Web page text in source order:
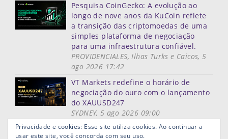
Pesquisa CoinGecko: A evolução ao
longo de nove anos da KuCoin reflete
a transição das criptomoedas de uma
simples plataforma de negociação
para uma infraestrutura confiável.
PROVIDENCIALES, Ilhas Turks e Caicos, 5
ago 2026 17:42
VT Markets redefine o horário de
negociação do ouro com o lançamento
do XAUUSD247
SYDNEY, 5 ago 2026 09:00
Mais notícias
Privacidade e cookies: Esse site utiliza cookies. Ao continuar a
usar este site, você concorda com seu uso.